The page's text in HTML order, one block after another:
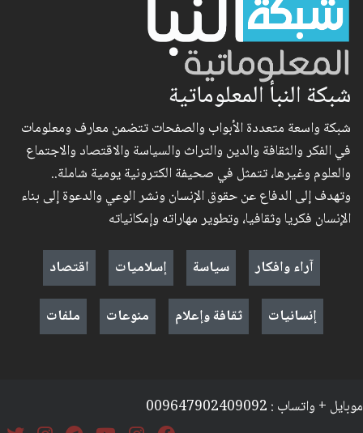
شبكة النبأ المعلوماتية
شبكة واسعة متعددة الأبواب والصفحات تتضمن معارف ومعلومات
في الفكر والثقافة والدين والتراث والسياسة والاقتصاد والاجتماع
والعلوم وغيرها، تتمثل في صحيفة الكترونية يومية شاملة..
وتهدف إلى الدفاع عن حقوق الإنسان ونشر الوعي والدعوة إلى بناء
الإنسان فكريا وثقافيا، وتطوير مهاراته وإمكانياته
آراء وافكار
سياسة إسلاميات
اقتصاد
إنسانيات
ثقافة وإعلام منوعات ملفات
موبايل + واتساب : 009647902409092